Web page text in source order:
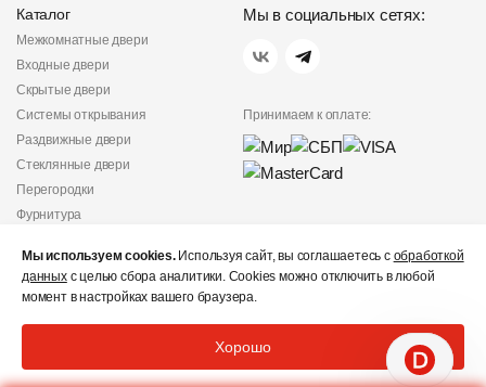
Каталог
Межкомнатные двери
Входные двери
Скрытые двери
Системы открывания
Раздвижные двери
Стеклянные двери
Перегородки
Фурнитура
Мы в социальных сетях:
Принимаем к оплате:
конфиденциальности
Не является публичной
© «Дверишоп» 2012 - 2026
Мы используем cookies.Используя сайт, вы соглашаетесь с обработкой
данныхс целью сбора аналитики. Cookies можно отключить в любой
момент в настройках вашего браузера.
Хорошо